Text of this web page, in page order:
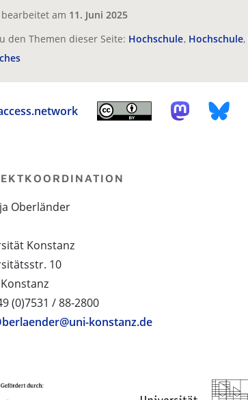
am 11. Juni 2025
den Themen dieser Seite: Hochschule Hochschule
Oberländer
Konstanz
10
(0)7531 / 88-2800
konstanz.de